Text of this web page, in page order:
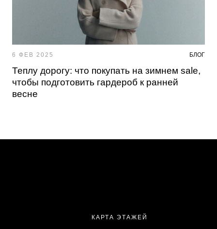
6 ФЕВ 2025 БЛОГ
Теплу дорогу: что покупать на зимнем sale,
чтобы подготовить гардероб к ранней
весне
КАРТА ЭТАЖЕЙ